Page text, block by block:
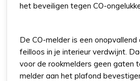
het beveiligen tegen CO-
De CO-melder is een
feilloos in je interieur verdwijnt.
voor de rookmelders geen gaten
melder aan het plafond